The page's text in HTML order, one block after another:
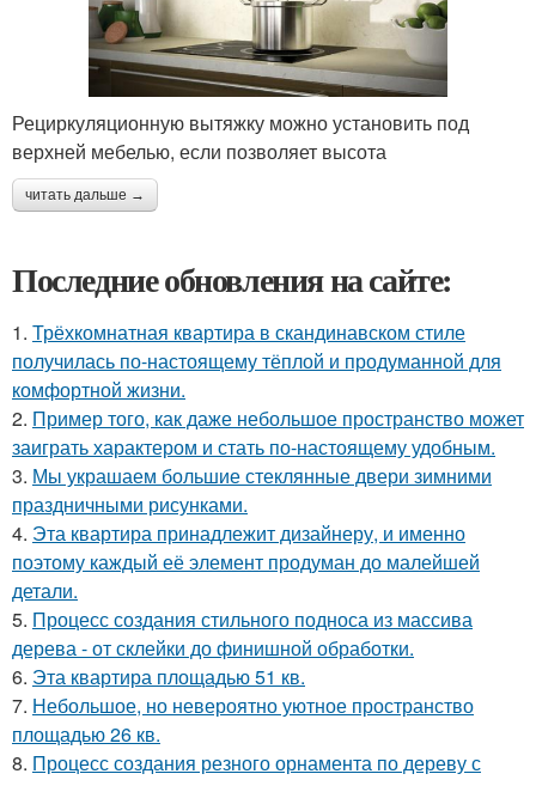
Рециркуляционную вытяжку можно установить под
верхней мебелью, если позволяет высота
читать дальше →
Последние обновления на сайте:
1. Трёхкомнатная квартира в скандинавском стиле
получилась по-настоящему тёплой и продуманной для
комфортной жизни.
2. Пример того, как даже небольшое пространство может
заиграть характером и стать по-настоящему удобным.
3. Мы украшаем большие стеклянные двери зимними
праздничными рисунками.
4. Эта квартира принадлежит дизайнеру, и именно
поэтому каждый её элемент продуман до малейшей
детали.
5. Процесс создания стильного подноса из массива
дерева - от склейки до финишной обработки.
6. Эта квартира площадью 51 кв.
7. Небольшое, но невероятно уютное пространство
площадью 26 кв.
8. Процесс создания резного орнамента по дереву с